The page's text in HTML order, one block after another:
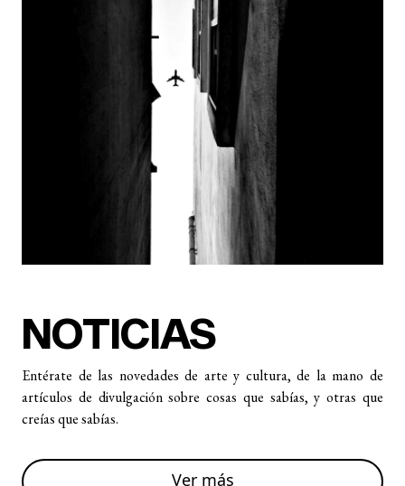
NOTICIAS
Entérate de las novedades de arte y cultura, de la mano de
artículos de divulgación sobre cosas que sabías, y otras que
creías que sabías.
Ver más